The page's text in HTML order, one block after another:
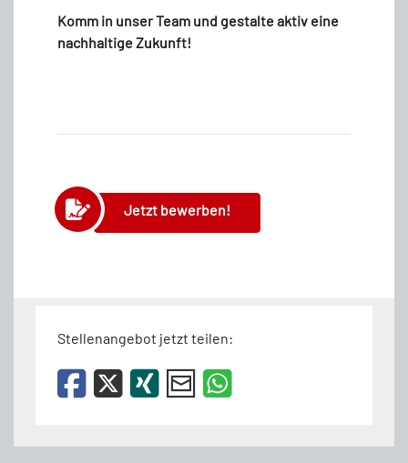
Komm in unser Team und gestalte aktiv eine
nachhaltige Zukunft!
Jetzt bewerben!
Stellenangebot jetzt teilen: